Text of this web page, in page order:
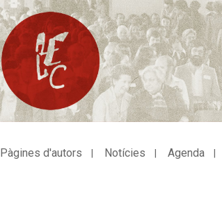
Pàgines d'autors Notícies Agenda